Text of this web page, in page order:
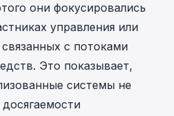
они фокусировались
управления или
с потоками
Это показывает,
системы не